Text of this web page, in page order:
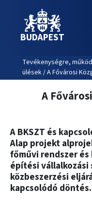
BUDAPEST
Tevékenységre,
ülések / A Fővárosi
A
A BKSZT és
Alap projekt
főművi rendszer
építési
közbeszerzési
kapcsolódó döntés.